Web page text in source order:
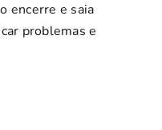
encerre e saia
problemas e